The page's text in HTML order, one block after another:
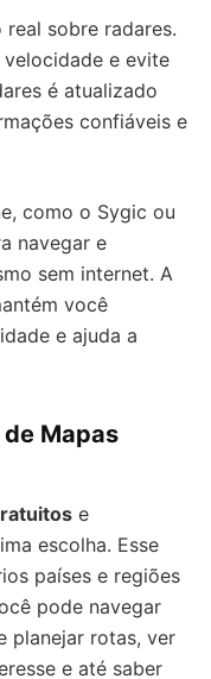
sobre radares.
e evite
é atualizado
confiáveis e
como o Sygic ou
navegar e
sem internet. A
você
e ajuda a
de Mapas
e
escolha. Esse
países e regiões
pode navegar
planejar rotas, ver
e até saber